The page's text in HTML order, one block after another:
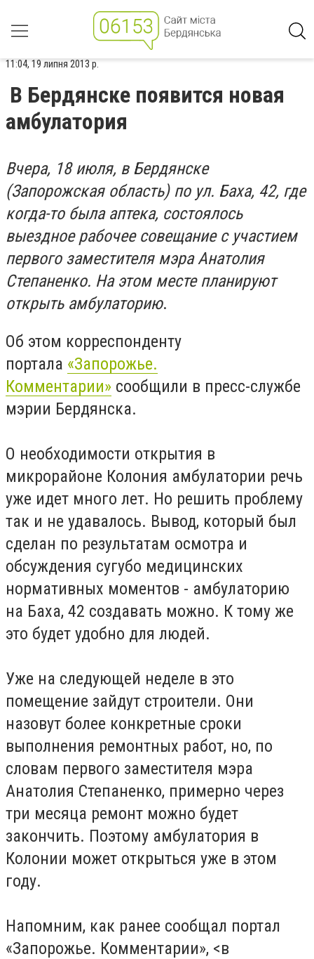
11:04, 19 липня 2013 р.
В Бердянске появится новая
амбулатория
Вчера, 18 июля, в Бердянске
(Запорожская область) по ул. Баха, 42, где
когда-то была аптека, состоялось
выездное рабочее совещание с участием
первого заместителя мэра Анатолия
Степаненко. На этом месте планируют
открыть амбулаторию.
Об этом корреспонденту
портала «Запорожье.
Комментарии» сообщили в пресс-службе
мэрии Бердянска.
О необходимости открытия в
микрорайоне Колония амбулатории речь
уже идет много лет. Но решить проблему
так и не удавалось. Вывод, который был
сделан по результатам осмотра и
обсуждения сугубо медицинских
нормативных моментов - амбулаторию
на Баха, 42 создавать можно. К тому же
это будет удобно для людей.
Уже на следующей неделе в это
помещение зайдут строители. Они
назовут более конкретные сроки
выполнения ремонтных работ, но, по
словам первого заместителя мэра
Анатолия Степаненко, примерно через
три месяца ремонт можно будет
закончить. Поэтому амбулатория в
Колонии может открыться уже в этом
году.
Напомним, как ранее сообщал портал
«Запорожье. Комментарии», <в